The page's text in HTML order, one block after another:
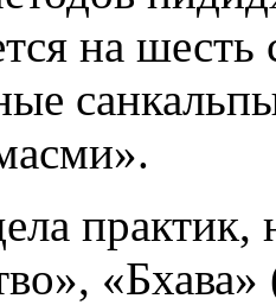
на